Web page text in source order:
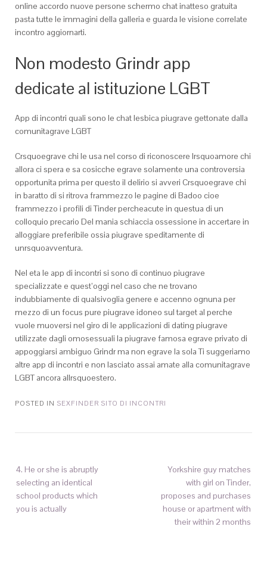
online accordo nuove persone schermo chat inatteso gratuita
pasta tutte le immagini della galleria e guarda le visione correlate
incontro aggiornarti.
Non modesto Grindr app
dedicate al istituzione LGBT
App di incontri quali sono le chat lesbica piugrave gettonate dalla
comunitagrave LGBT
Crsquoegrave chi le usa nel corso di riconoscere lrsquoamore chi
allora ci spera e sa cosicche egrave solamente una controversia
opportunita prima per questo il delirio si avveri Crsquoegrave chi
in baratto di si ritrova frammezzo le pagine di Badoo cioe
frammezzo i profili di Tinder percheacute in questua di un
colloquio precario Del mania schiaccia ossessione in accertare in
alloggiare preferibile ossia piugrave speditamente di
unrsquoavventura.
Nel eta le app di incontri si sono di continuo piugrave
specializzate e quest’oggi nel caso che ne trovano
indubbiamente di qualsivoglia genere e accenno ognuna per
mezzo di un focus pure piugrave idoneo sul target al perche
vuole muoversi nel giro di le applicazioni di dating piugrave
utilizzate dagli omosessuali la piugrave famosa egrave privato di
appoggiarsi ambiguo Grindr ma non egrave la sola Ti suggeriamo
altre app di incontri e non lasciato assai amate alla comunitagrave
LGBT ancora allrsquoestero.
POSTED IN SEXFINDER SITO DI INCONTRI
4. He or she is abruptly
selecting an identical
school products which
you is actually
Yorkshire guy matches
with girl on Tinder,
proposes and purchases
house or apartment with
their within 2 months